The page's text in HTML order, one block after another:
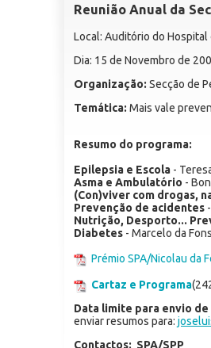
Reunião Anual da
Local: Auditório do Hospital
Dia: 15 de Novembro de
Organização:Secção de
Temática: Mais vale
Resumo do programa:
Epilepsia e Escola -
Asma e Ambulatório -
(Con)viver com drogas,
Prevenção de acidentes
Nutrição, Desporto...
Diabetes - Marcelo da
Prémio SPA/Nicolau da
Cartaz e Programa
Data limite para envio de
enviar resumos para:
Contactos: SPA/SPP